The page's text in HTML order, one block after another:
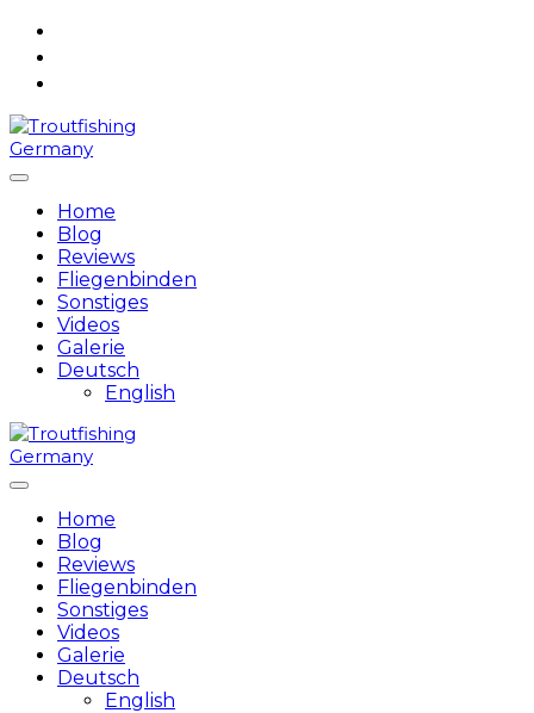
Skip
Home
Blog
Reviews
Fliegenbinden
Sonstiges
Videos
Galerie
Deutsch
English
Home
Blog
Reviews
Fliegenbinden
Sonstiges
Videos
Galerie
Deutsch
English